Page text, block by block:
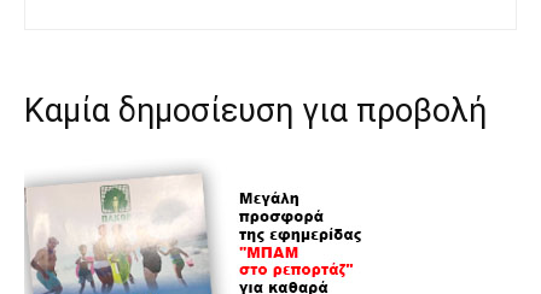
Καμία δημοσίευση για προβολή